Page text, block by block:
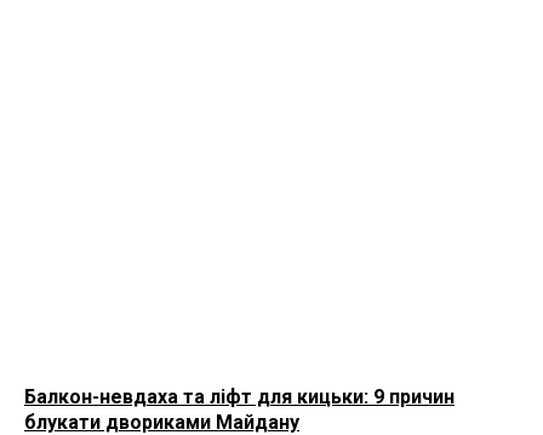
Балкон-невдаха та ліфт для кицьки: 9 причин
блукати двориками Майдану